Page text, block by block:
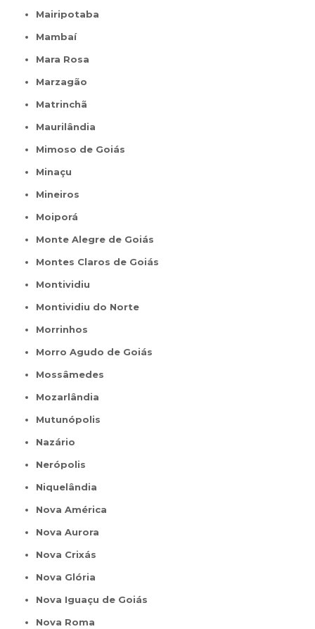
Mairipotaba
Mambaí
Mara Rosa
Marzagão
Matrinchã
Maurilândia
Mimoso de Goiás
Minaçu
Mineiros
Moiporá
Monte Alegre de Goiás
Montes Claros de Goiás
Montividiu
Montividiu do Norte
Morrinhos
Morro Agudo de Goiás
Mossâmedes
Mozarlândia
Mutunópolis
Nazário
Nerópolis
Niquelândia
Nova América
Nova Aurora
Nova Crixás
Nova Glória
Nova Iguaçu de Goiás
Nova Roma